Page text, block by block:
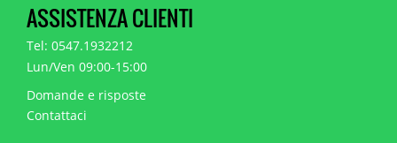
ASSISTENZA CLIENTI
Tel: 0547.1932212
Lun/Ven 09:00-15:00
Domande e risposte
Contattaci